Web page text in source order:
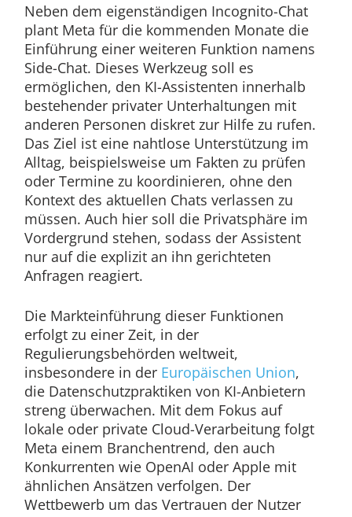
Neben dem eigenständigen Incognito-Chat
plant Meta für die kommenden Monate die
Einführung einer weiteren Funktion namens
Side-Chat. Dieses Werkzeug soll es
ermöglichen, den KI-Assistenten innerhalb
bestehender privater Unterhaltungen mit
anderen Personen diskret zur Hilfe zu rufen.
Das Ziel ist eine nahtlose Unterstützung im
Alltag, beispielsweise um Fakten zu prüfen
oder Termine zu koordinieren, ohne den
Kontext des aktuellen Chats verlassen zu
müssen. Auch hier soll die Privatsphäre im
Vordergrund stehen, sodass der Assistent
nur auf die explizit an ihn gerichteten
Anfragen reagiert.
Die Markteinführung dieser Funktionen
erfolgt zu einer Zeit, in der
Regulierungsbehörden weltweit,
insbesondere in der Europäischen Union,
die Datenschutzpraktiken von KI-Anbietern
streng überwachen. Mit dem Fokus auf
lokale oder private Cloud-Verarbeitung folgt
Meta einem Branchentrend, den auch
Konkurrenten wie OpenAI oder Apple mit
ähnlichen Ansätzen verfolgen. Der
Wettbewerb um das Vertrauen der Nutzer